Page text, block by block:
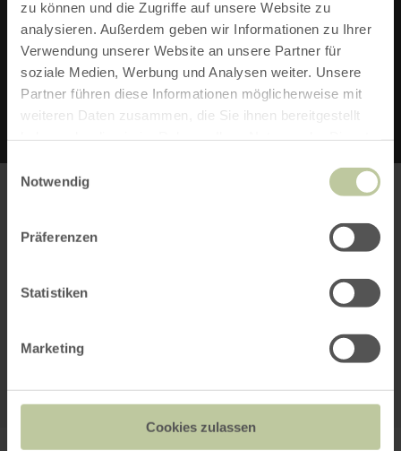
zu können und die Zugriffe auf unsere Website zu
analysieren. Außerdem geben wir Informationen zu Ihrer
Verwendung unserer Website an unsere Partner für
soziale Medien, Werbung und Analysen weiter. Unsere
Partner führen diese Informationen möglicherweise mit
weiteren Daten zusammen, die Sie ihnen bereitgestellt
Einwilligungsauswahl
Notwendig
Präferenzen
Statistiken
Marketing
Cookies zulassen
Neureuth 3
54597 Reuth
Telefon: +49 152 28008365
Bitte akzeptieren Sie den Einsatz aller